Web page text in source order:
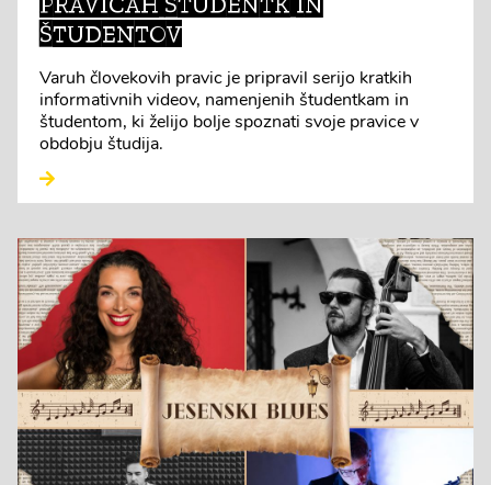
ŠTUDENTOV
Varuh človekovih pravic je pripravil serijo kratkih
informativnih videov, namenjenih študentkam in
študentom, ki želijo bolje spoznati svoje pravice v
obdobju študija.